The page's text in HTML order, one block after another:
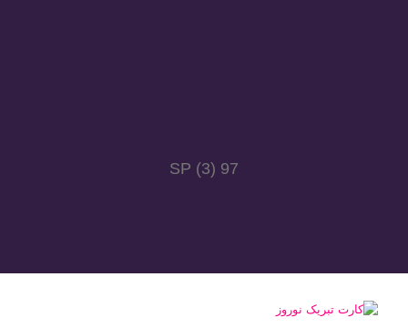
97 SP (3)